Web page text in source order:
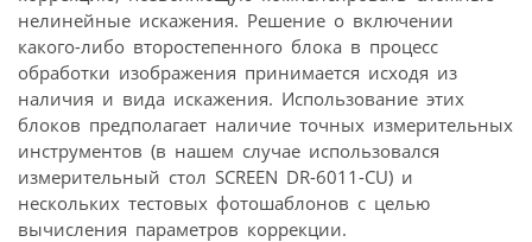
нелинейные искажения. Решение о включении
какого-либо второстепенного блока в процесс
обработки изображения принимается исходя из
наличия и вида искажения. Использование этих
блоков предполагает наличие точных измерительных
инструментов (в нашем случае использовался
измерительный стол SCREEN DR-6011-CU) и
нескольких тестовых фотошаблонов с целью
вычисления параметров коррекции.